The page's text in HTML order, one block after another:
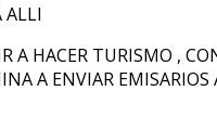
ALLI
A HACER TURISMO ,
A ENVIAR